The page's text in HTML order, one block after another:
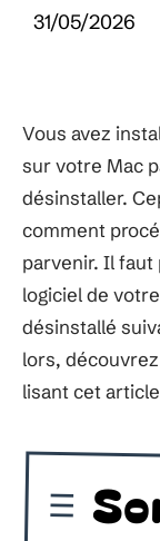
31/05/2026
Vous avez
sur votre Mac
désinstaller.
comment
parvenir. Il
logiciel de
désinstallé
lors, découvrez
lisant cet article